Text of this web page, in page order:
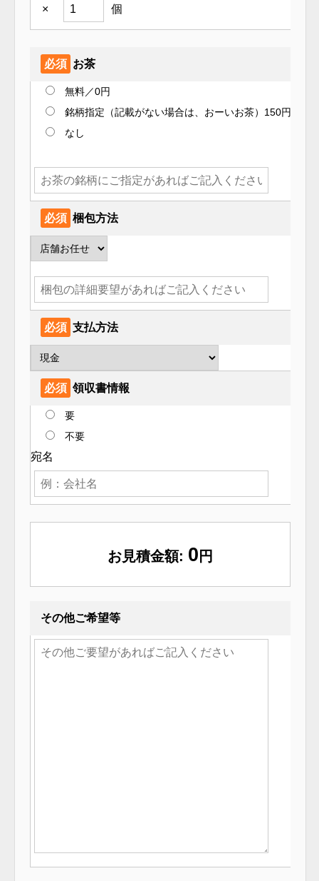
× 個
必須 お茶
無料／0円
銘柄指定（記載がない場合は、おーいお茶）150円
なし
必須 梱包方法
必須 支払方法
必須 領収書情報
要
不要
宛名
お見積金額: 0 円
その他ご希望等